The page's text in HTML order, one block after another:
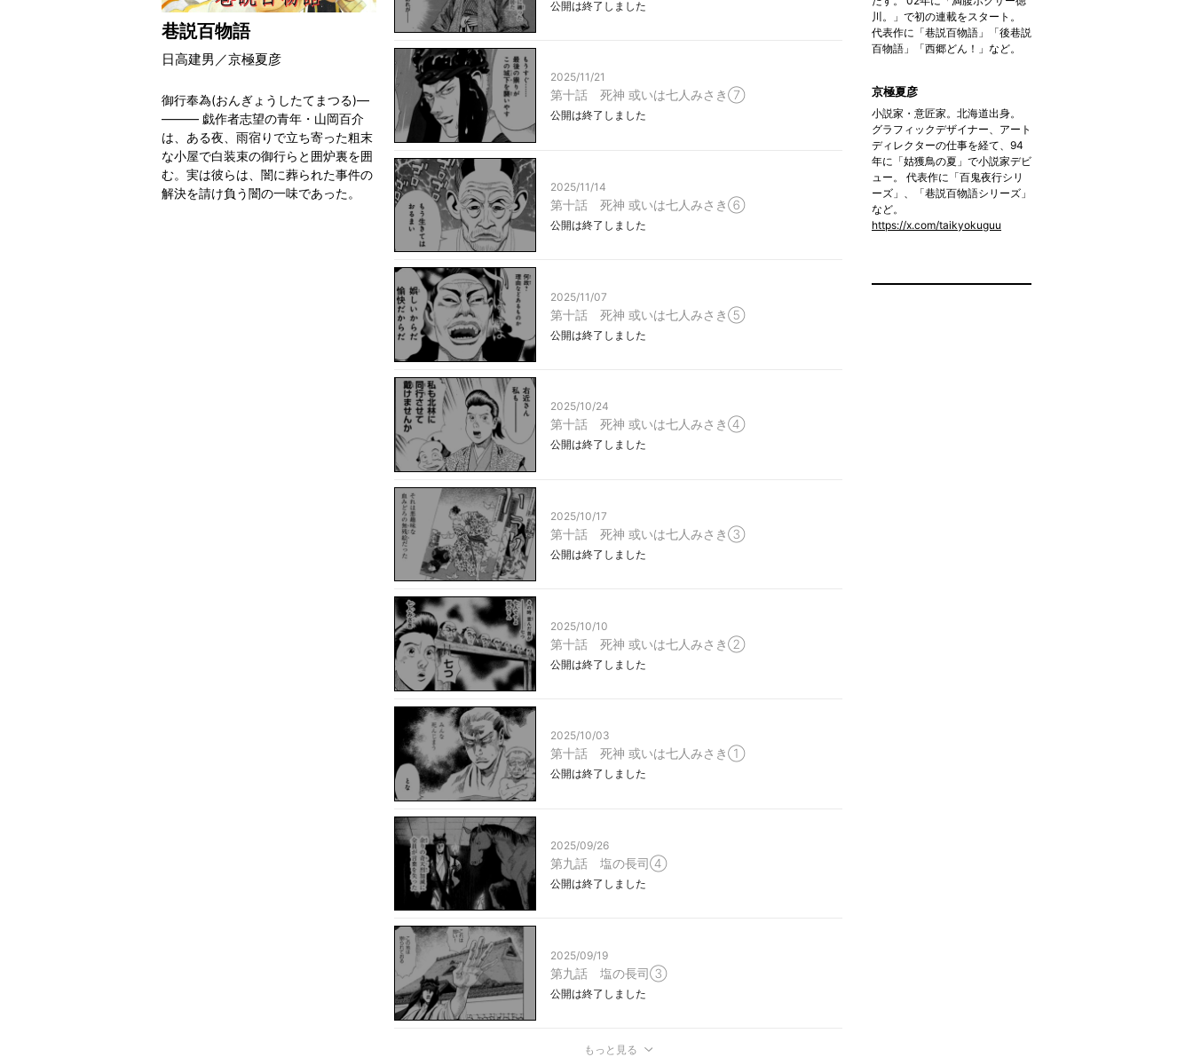
巷説百物語
日高建男／京極夏彦
御行奉為(おんぎょうしたてまつる)―
――― 戯作者志望の青年・山岡百介
は、ある夜、雨宿りで立ち寄った粗末
な小屋で白装束の御行らと囲炉裏を囲
む。実は彼らは、闇に葬られた事件の
解決を請け負う闇の一味であった。
公開は終了しました
2025/11/21
第十話 死神 或いは七人みさき⑦
公開は終了しました
2025/11/14
第十話 死神 或いは七人みさき⑥
公開は終了しました
2025/11/07
第十話 死神 或いは七人みさき⑤
公開は終了しました
2025/10/24
第十話 死神 或いは七人みさき④
公開は終了しました
2025/10/17
第十話 死神 或いは七人みさき③
公開は終了しました
2025/10/10
第十話 死神 或いは七人みさき②
公開は終了しました
2025/10/03
第十話 死神 或いは七人みさき①
公開は終了しました
2025/09/26
第九話 塩の長司④
公開は終了しました
2025/09/19
第九話 塩の長司③
公開は終了しました
もっと見る
川。」で初の連載をスタート。
代表作に「巷説百物語」「後巷説
百物語」「西郷どん！」など。
京極夏彦
小説家・意匠家。北海道出身。
グラフィックデザイナー、アート
ディレクターの仕事を経て、94
年に「姑獲鳥の夏」で小説家デビ
ュー。 代表作に「百鬼夜行シリ
ーズ」、「巷説百物語シリーズ」
など。
https://x.com/taikyokuguu